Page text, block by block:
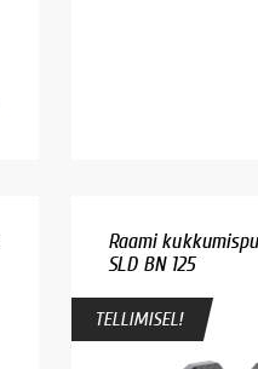
Raami
SLD BN 125
TELLIMISEL!